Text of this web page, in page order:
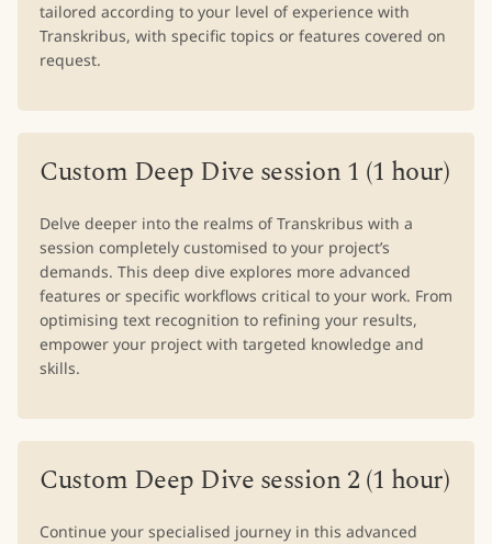
tailored according to your level of experience with
Transkribus, with specific topics or features covered on
request.
Custom Deep Dive session 1 (1 hour)
Delve deeper into the realms of Transkribus with a
session completely customised to your project’s
demands. This deep dive explores more advanced
features or specific workflows critical to your work. From
optimising text recognition to refining your results,
empower your project with targeted knowledge and
skills.
Custom Deep Dive session 2 (1 hour)
Continue your specialised journey in this advanced